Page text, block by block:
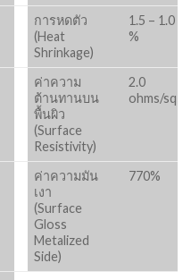
การหดตัว
(Heat
Shrinkage)
1.5 – 1.0
%
ค่าความ
ต้านทานบน
พื้นผิว
(Surface
Resistivity)
2.0
ohms/sq
ค่าความมัน
เงา
(Surface
Gloss
Metalized
Side)
770%